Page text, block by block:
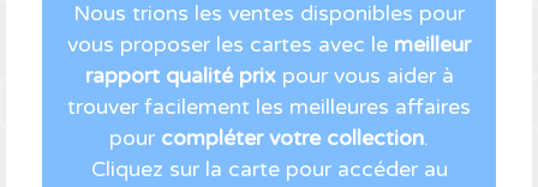
Nous trions les ventes disponibles pour
vous proposer les cartes avec le meilleur
rapport qualité prixpour vous aider à
trouver facilement les meilleures affaires
pour compléter votre collection.
Cliquez sur la carte pour accéder au